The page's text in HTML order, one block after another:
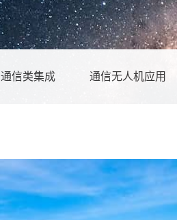
通信类集成 通信无人机应用